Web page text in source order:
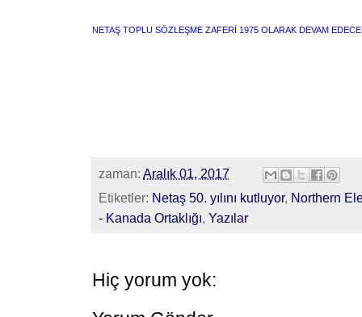
NETAŞ TOPLU SÖZLEŞME ZAFERİ 1975 OLARAK DEVAM
zaman: Aralık 01, 2017
Etiketler: Netaş 50. yılını kutluyor, Northern
- Kanada Ortaklığı, Yazılar
Hiç yorum yok: